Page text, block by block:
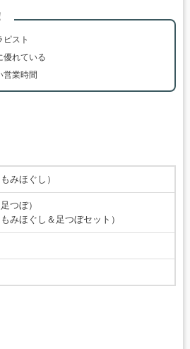
スト
優れている
営業時間
みほぐし）
つぼ）
みほぐし＆足つぼセット）